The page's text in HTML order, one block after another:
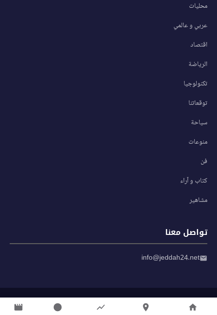
محليات
عربي و عالمي
اقتصاد
الرياضة
تكنولوجيا
توقعاتنا
سياحة
منوعات
فن
كتاب و آراء
مشاهير
تواصل معنا
info@jeddah24.net